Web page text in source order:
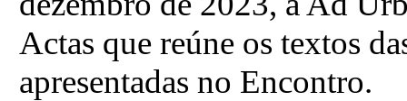
Actas que reúne os textos
apresentadas no Encontro.